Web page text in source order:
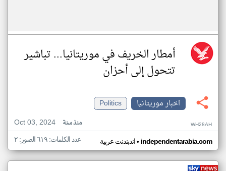
أمطار الخريف في موريتانيا... تباشير
تتحول إلى أحزان
اخبار موريتانيا
Politics
Oct 03, 2024
منذ سنة WH28AH
اندبندنت عربية• independentarabia.com عدد الكلمات: ٦١٩ الصور: ٢